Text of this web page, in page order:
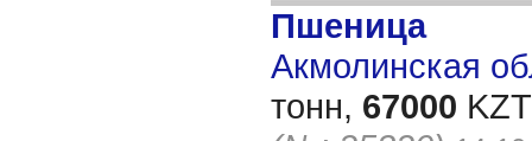
Пшеница
Акмолинская
тонн, 67000